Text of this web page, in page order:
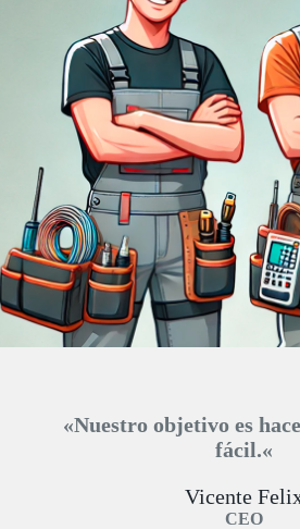
«Nuestro objetivo es
fácil.«
Vicente
CEO